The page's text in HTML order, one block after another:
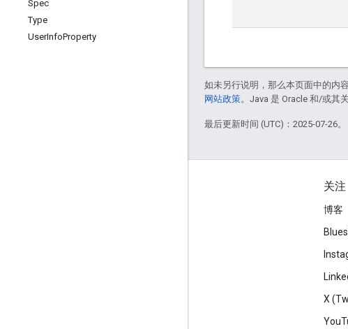
Spec
Type
UserInfoProperty
如未另行说明，那么本页面中的内
网站政策。Java 是 Oracle 和/或其
最后更新时间 (UTC)：2025-07-26。
关注
博客
X